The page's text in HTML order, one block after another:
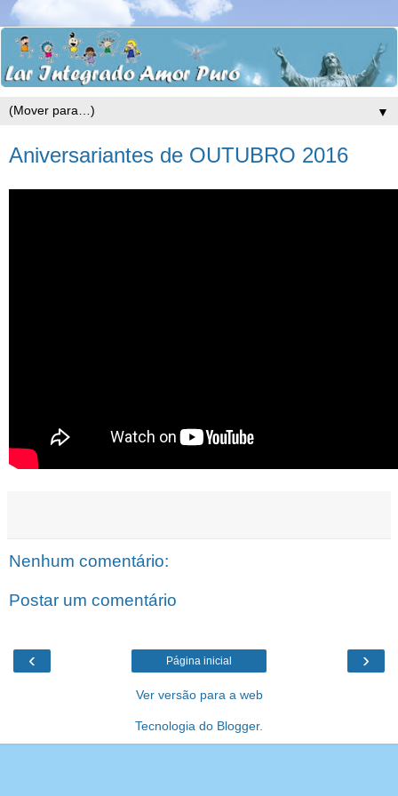
▼
Aniversariantes de OUTUBRO 2016
Nenhum comentário:
Postar um comentário
‹ ›
Página inicial
Ver versão para a web
Tecnologia do Blogger.